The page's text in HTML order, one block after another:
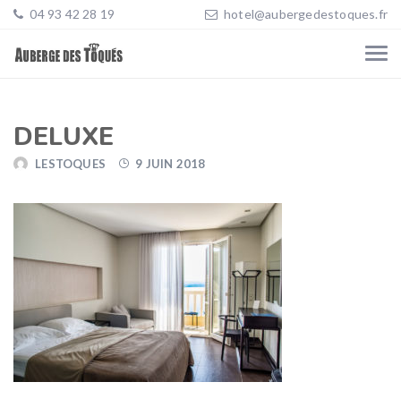
04 93 42 28 19 hotel@aubergedestoques.fr
DELUXE
LESTOQUES 9 JUIN 2018